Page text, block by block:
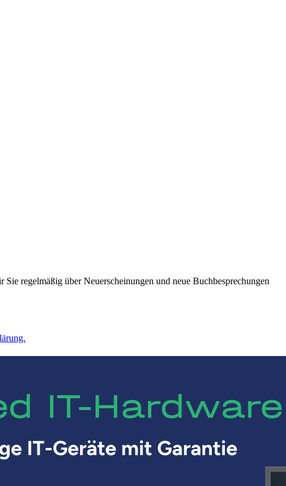
regelmäßig über Neuerscheinungen und neue Buchbesprechungen